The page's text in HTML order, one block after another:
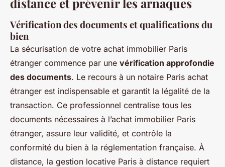
Vérification des documents et qualifications du
bien
La sécurisation de votre achat immobilier Paris
étranger commence par une vérification approfondie
des documents. Le recours à un notaire Paris achat
étranger est indispensable et garantit la légalité de la
transaction. Ce professionnel centralise tous les
documents nécessaires à l’achat immobilier Paris
étranger, assure leur validité, et contrôle la
conformité du bien à la réglementation française. À
distance, la gestion locative Paris à distance requiert